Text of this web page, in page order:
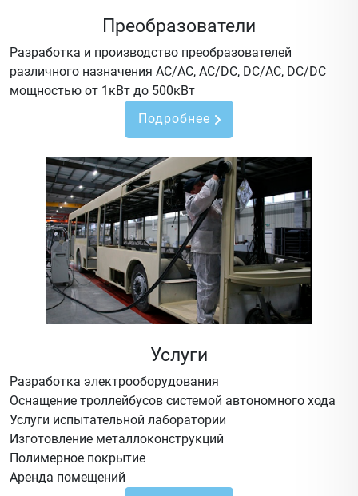
Преобразователи
Разработка и производство преобразователей
различного назначения AC/AC, AC/DC, DC/AC, DC/DC
мощностью от 1кВт до 500кВт
Подробнее
Услуги
Разработка электрооборудования
Оснащение троллейбусов системой автономного хода
Услуги испытательной лаборатории
Изготовление металлоконструкций
Полимерное покрытие
Аренда помещений